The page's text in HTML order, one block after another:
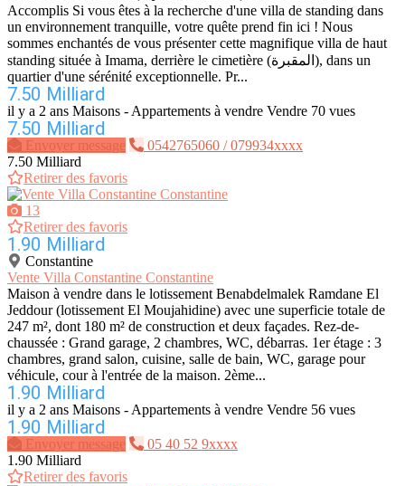
Accomplis Si vous êtes à la recherche d'une villa de standing dans
un environnement tranquille, votre quête prend fin ici ! Nous
sommes enchantés de vous présenter cette magnifique villa de haut
standing située à Imama, derrière le cimetière (المقبرة), dans un
quartier d'une sérénité exceptionnelle. Pr...
7.50 Milliard
il y a 2 ans Maisons - Appartements à vendre Vendre 70 vues
7.50 Milliard
Envoyer message
0542765060 / 079934xxxx
7.50 Milliard
Retirer des favoris
13
Retirer des favoris
1.90 Milliard
Constantine
Vente Villa Constantine Constantine
Maison à vendre dans le lotissement Benabdelmalek Ramdane El
Jeddour (lotissement El Moujahidine) avec une superficie totale de
247 m², dont 180 m² de construction et deux façades. Rez-de-
chaussée : Grand garage, 2 chambres, WC, débarras. 1er étage : 3
chambres, grand salon, cuisine, salle de bain, WC, garage pour
véhicule, cour à l'entrée de la maison. 2ème...
1.90 Milliard
il y a 2 ans Maisons - Appartements à vendre Vendre 56 vues
1.90 Milliard
Envoyer message
05 40 52 9xxxx
1.90 Milliard
Retirer des favoris